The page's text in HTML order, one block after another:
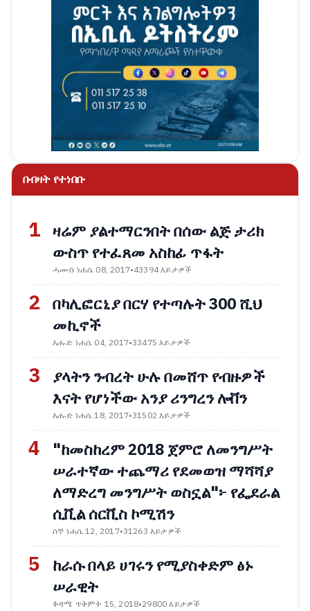
በብዛት የተነበቡ
1 ዛሬም ያልተማርንበት በሰው ልጅ ታሪክ
ውስጥ የተፈጸመ አስከፊ ጥፋት
ሓሙስ ነሐሴ 08, 2017•43394 እይታዎች
2 በካሊፎርኒያ በርሃ የተጣሉት 300 ሺህ
መኪኖች
እሑድ ነሐሴ 04, 2017•33475 እይታዎች
3
ያላትን ንብረት ሁሉ በመሸጥ የብዙዎች
እናት የሆነችው አንያ ሪንግረን ሎቨን
እሑድ ነሐሴ 18, 2017•31502 እይታዎች
4
"ከመስከረም 2018 ጀምሮ ለመንግሥት
ሠራተኛው ተጨማሪ የደመወዝ ማሻሻያ
ለማድረግ መንግሥት ወስኗል"፦ የፌደራል
ሲቪል ሰርቪስ ኮሚሽን
ሰኞ ነሐሴ 12, 2017•31263 እይታዎች
5
ከራሱ በላይ ሀገሩን የሚያስቀድም ፅኑ
ሠራዊት
ቅዳሜ ጥቅምት 15, 2018•29800 እይታዎች